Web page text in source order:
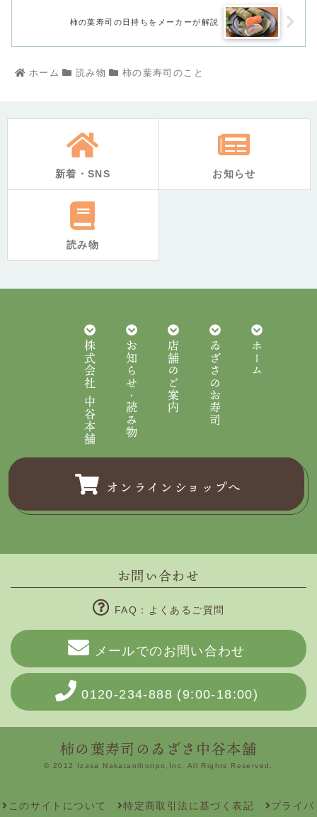
柿の葉寿司の日持ちをメーカーが解説
ホーム 読み物 柿の葉寿司のこと
新着・SNS お知らせ
読み物
ホーム
ゐざさのお寿司
店舗のご案内
お知らせ・読み物
株式会社 中谷本舗
オンラインショップへ
お問い合わせ
FAQ：よくあるご質問
メールでのお問い合わせ
0120-234-888 (9:00-18:00)
柿の葉寿司のゐざさ中谷本舗
© 2012 Izasa Nakatanihonpo,Inc. All Rights Reserved.
このサイトについて 特定商取引法に基づく表記 プライバ